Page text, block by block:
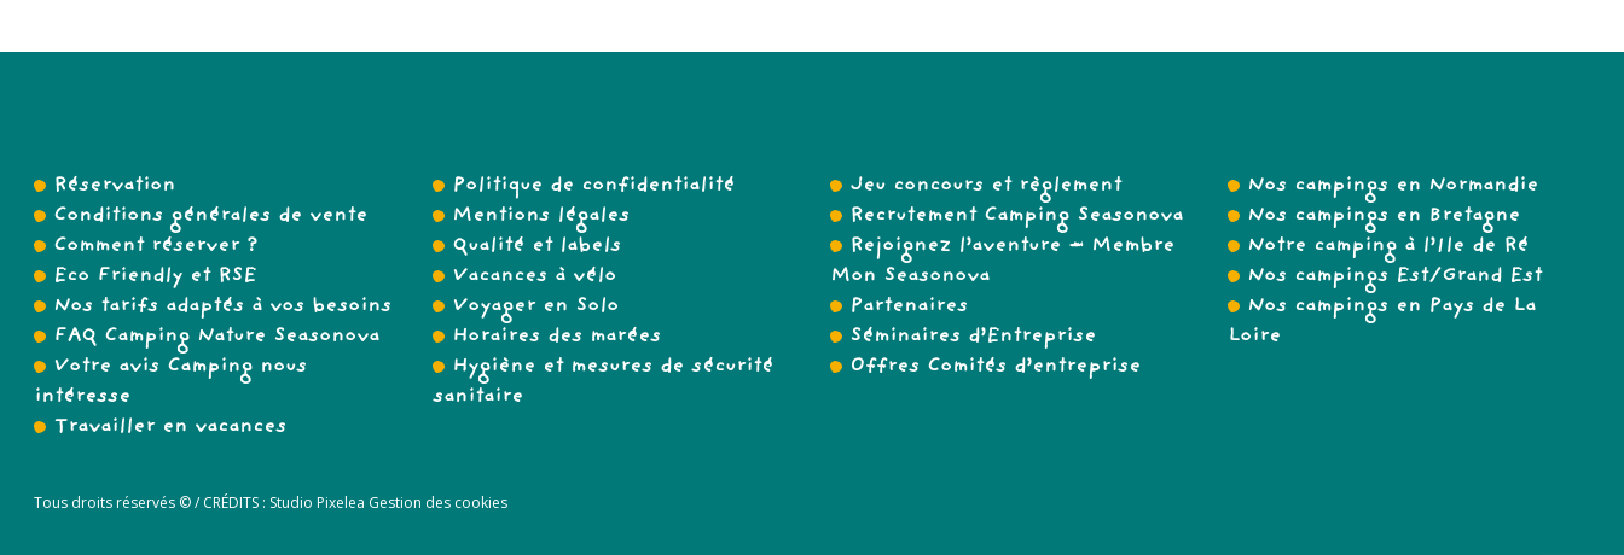
Réservation
Conditions générales de vente
Comment réserver ?
Eco Friendly et RSE
Nos tarifs adaptés à vos besoins
FAQ Camping Nature Seasonova
Votre avis Camping nous
intéresse
Travailler en vacances
Politique de confidentialité
Mentions légales
Qualité et labels
Vacances à vélo
Voyager en Solo
Horaires des marées
Hygiène et mesures de sécurité
sanitaire
Jeu concours et règlement
Recrutement Camping Seasonova
Rejoignez l’aventure – Membre
Mon Seasonova
Partenaires
Séminaires d’Entreprise
Offres Comités d’entreprise
Nos campings en Normandie
Nos campings en Bretagne
Notre camping à l’Ile de Ré
Nos campings Est/Grand Est
Nos campings en Pays de La
Loire
Tous droits réservés © /CRÉDITS : Studio Pixelea Gestion des cookies